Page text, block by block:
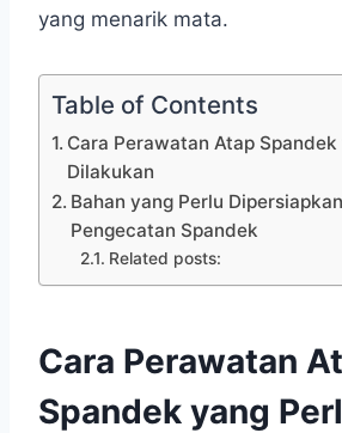
yang menarik mata.
Table of Contents
Cara Perawatan Atap Spandek
Dilakukan
Bahan yang Perlu
Pengecatan Spandek
Related posts:
Cara Perawatan
Spandek yang